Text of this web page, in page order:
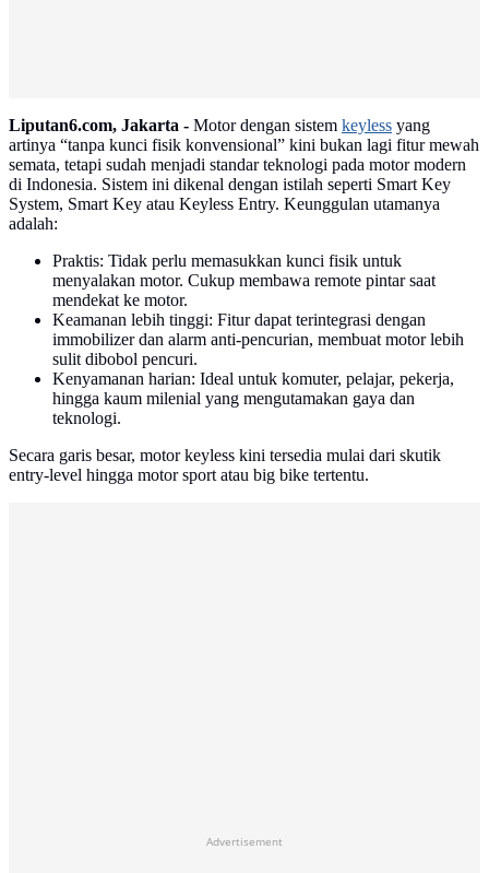
Liputan6.com, Jakarta - Motor dengan sistem keyless yang
artinya “tanpa kunci fisik konvensional” kini bukan lagi fitur mewah
semata, tetapi sudah menjadi standar teknologi pada motor modern
di Indonesia. Sistem ini dikenal dengan istilah seperti Smart Key
System, Smart Key atau Keyless Entry. Keunggulan utamanya
adalah:
Praktis: Tidak perlu memasukkan kunci fisik untuk
menyalakan motor. Cukup membawa remote pintar saat
mendekat ke motor.
Keamanan lebih tinggi: Fitur dapat terintegrasi dengan
immobilizer dan alarm anti-pencurian, membuat motor lebih
sulit dibobol pencuri.
Kenyamanan harian: Ideal untuk komuter, pelajar, pekerja,
hingga kaum milenial yang mengutamakan gaya dan
teknologi.
Secara garis besar, motor keyless kini tersedia mulai dari skutik
entry-level hingga motor sport atau big bike tertentu.
Advertisement